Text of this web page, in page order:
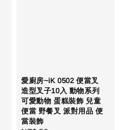
愛廚房~iK 0502 便當叉
造型叉子10入 動物系列
可愛動物 蛋糕裝飾 兒童
便當 野餐叉 派對用品 便
當裝飾